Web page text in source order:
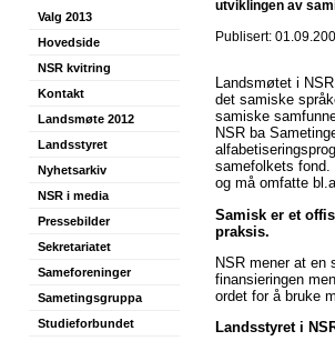
Valg 2013
Hovedside
NSR kvitring
Kontakt
Landsmøte 2012
Landsstyret
Nyhetsarkiv
NSR i media
Pressebilder
Sekretariatet
Sameforeninger
Sametingsgruppa
Studieforbundet
utviklingen av
Publisert:
Landsmøtet i
det samiske
samiske
NSR ba
samefolkets
og må omfatte
Samisk er et
praksis.
NSR mener at en
finansieringen
ordet for å bruke
Landsstyret i